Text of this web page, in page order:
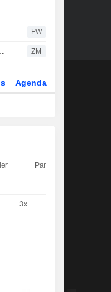
Kavaljer Quality Focus progresse de 4,1 % en juillet - solide saison de résultats et accélération des acquisitions FW
plus à la vente ZM
Agenda
Parité
-
3x